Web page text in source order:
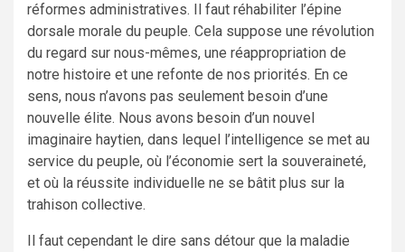
réformes administratives. Il faut réhabiliter l’épine
dorsale morale du peuple. Cela suppose une révolution
du regard sur nous-mêmes, une réappropriation de
notre histoire et une refonte de nos priorités. En ce
sens, nous n’avons pas seulement besoin d’une
nouvelle élite. Nous avons besoin d’un nouvel
imaginaire haytien, dans lequel l’intelligence se met au
service du peuple, où l’économie sert la souveraineté,
et où la réussite individuelle ne se bâtit plus sur la
trahison collective.
Il faut cependant le dire sans détour que la maladie